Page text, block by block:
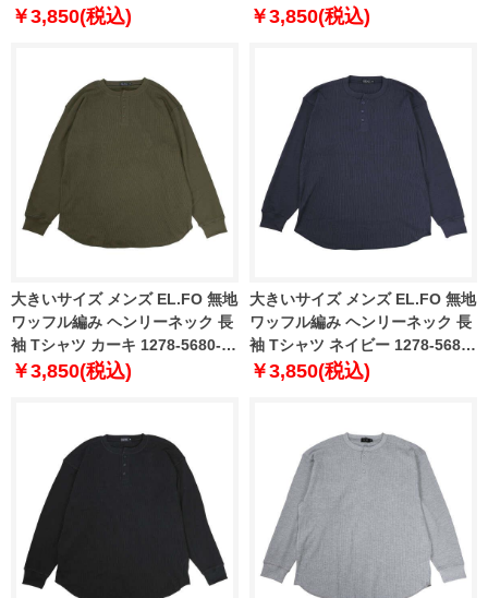
￥3,850(税込) ￥3,850(税込)
大きいサイズ メンズ EL.FO 無地
ワッフル編み ヘンリーネック 長
袖 Tシャツ カーキ 1278-5680-3
3L 4L 5L 6L
￥3,850(税込)
大きいサイズ メンズ EL.FO 無地
ワッフル編み ヘンリーネック 長
袖 Tシャツ ネイビー 1278-5680-
4 3L 4L 5L 6L
￥3,850(税込)